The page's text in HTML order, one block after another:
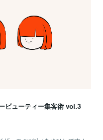
ビューティー集客術 vol.3